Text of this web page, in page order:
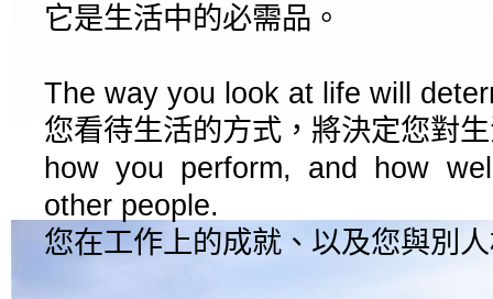
它是生活中的必需品。
The way you look at life will
您看待生活的方式，將決定您對
how you perform, and how
other people.
您在工作上的成就、以及您與別